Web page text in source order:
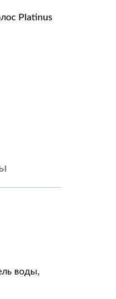
Platinus
воды,